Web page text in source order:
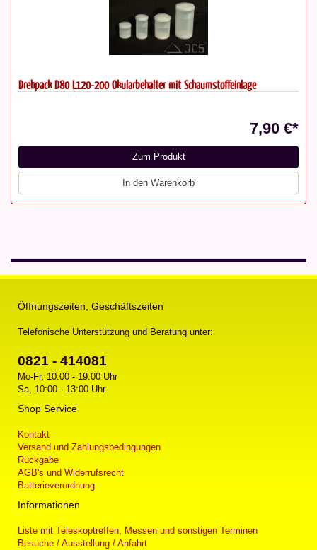
Drehpack D80 L120-200 Okularbehälter mit Schaumstoffeinlage
7,90 €*
Zum Produkt
In den Warenkorb
Öffnungszeiten, Geschäftszeiten
Telefonische Unterstützung und Beratung unter:
0821 - 414081
Mo-Fr, 10:00 - 19:00 Uhr
Sa, 10:00 - 13:00 Uhr
Shop Service
Kontakt
Versand und Zahlungsbedingungen
Rückgabe
AGB's und Widerrufsrecht
Batterieverordnung
Informationen
Liste mit Teleskoptreffen, Messen und sonstigen Terminen
Besuche / Ausstellung / Anfahrt